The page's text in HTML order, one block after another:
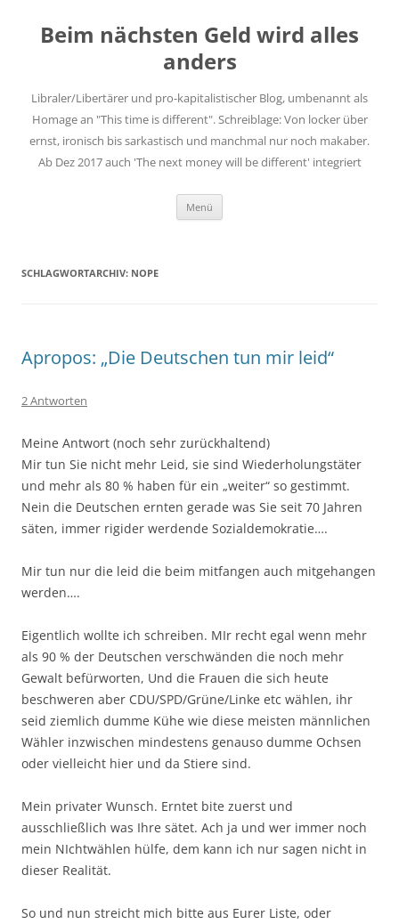
springen
Beim nächsten Geld wird alles
anders
Libraler/Libertärer und pro-kapitalistischer Blog, umbenannt als
Homage an "This time is different". Schreiblage: Von locker über
ernst, ironisch bis sarkastisch und manchmal nur noch makaber.
Ab Dez 2017 auch 'The next money will be different' integriert
Menü
SCHLAGWORTARCHIV: NOPE
Apropos: „Die Deutschen tun mir leid“
2 Antworten
Meine Antwort (noch sehr zurückhaltend)
Mir tun Sie nicht mehr Leid, sie sind Wiederholungstäter
und mehr als 80 % haben für ein „weiter“ so gestimmt.
Nein die Deutschen ernten gerade was Sie seit 70 Jahren
säten, immer rigider werdende Sozialdemokratie….
Mir tun nur die leid die beim mitfangen auch mitgehangen
werden….
Eigentlich wollte ich schreiben. MIr recht egal wenn mehr
als 90 % der Deutschen verschwänden die noch mehr
Gewalt befürworten, Und die Frauen die sich heute
beschweren aber CDU/SPD/Grüne/Linke etc wählen, ihr
seid ziemlich dumme Kühe wie diese meisten männlichen
Wähler inzwischen mindestens genauso dumme Ochsen
oder vielleicht hier und da Stiere sind.
Mein privater Wunsch. Erntet bite zuerst und
ausschließlich was Ihre sätet. Ach ja und wer immer noch
mein NIchtwählen hülfe, dem kann ich nur sagen nicht in
dieser Realität.
So und nun streicht mich bitte aus Eurer Liste, oder